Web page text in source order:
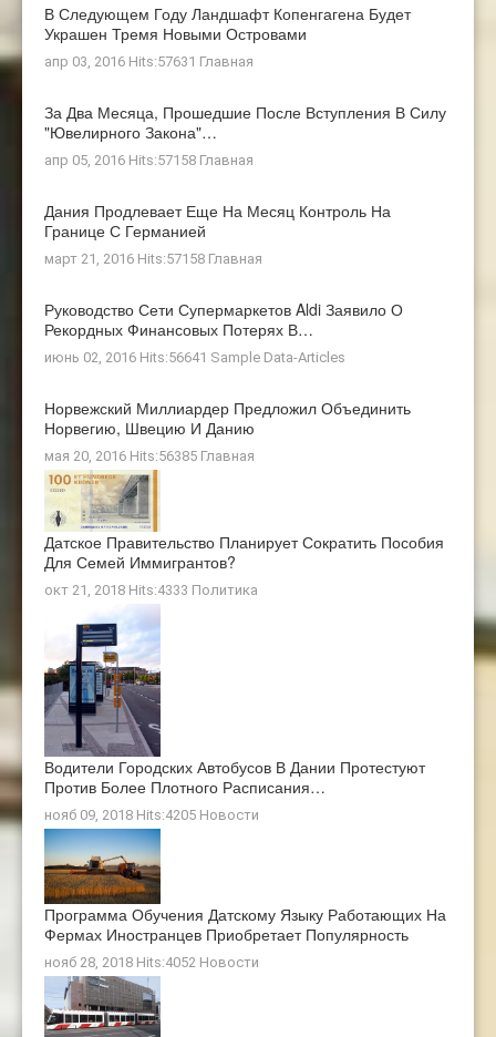
В Следующем Году Ландшафт Копенгагена Будет
Украшен Тремя Новыми Островами
апр 03, 2016 Hits:57631 Главная
За Два Месяца, Прошедшие После Вступления В Силу
"ювелирного Закона"…
апр 05, 2016 Hits:57158 Главная
Дания Продлевает Еще На Месяц Контроль На
Границе С Германией
март 21, 2016 Hits:57158 Главная
Руководство Сети Супермаркетов Aldi Заявило О
Рекордных Финансовых Потерях В…
июнь 02, 2016 Hits:56641 Sample Data-Articles
Норвежский Миллиардер Предложил Объединить
Норвегию, Швецию И Данию
мая 20, 2016 Hits:56385 Главная
Датское Правительство Планирует Сократить Пособия
Для Семей Иммигрантов?
окт 21, 2018 Hits:4333 Политика
Водители Городских Автобусов В Дании Протестуют
Против Более Плотного Расписания…
нояб 09, 2018 Hits:4205 Новости
Программа Обучения Датскому Языку Работающих На
Фермах Иностранцев Приобретает Популярность
нояб 28, 2018 Hits:4052 Новости